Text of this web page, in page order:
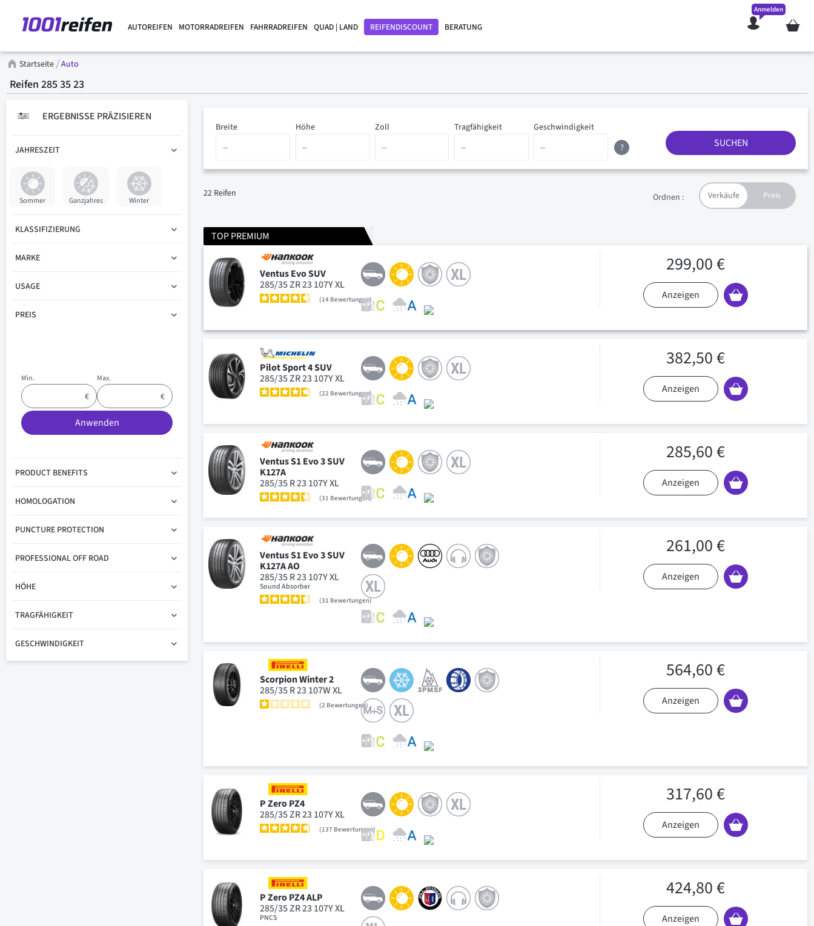
AUTOREIFEN MOTORRADREIFEN FAHRRADREIFEN QUAD | LAND REIFENDISCOUNT BERATUNG Mein
Anmelden
Startseite Auto
Reifen 285 35 23
Zoll
Höhe Tragfähigkeit Geschwindigkeit
Breite
?
SUCHEN
22 Reifen Ordnen :
TOP PREMIUM
Ventus Evo SUV
285/35 ZR 23 107Y XL
14 Bewertungen
299,00 €
Anzeigen
Pilot Sport 4 SUV
285/35 ZR 23 107Y XL
22 Bewertungen
382,50 €
Anzeigen
Ventus S1 Evo 3 SUV
K127A
285/35 R 23 107Y XL
31 Bewertungen
285,60 €
Anzeigen
Ventus S1 Evo 3 SUV
K127A AO
285/35 R 23 107Y XL
Sound Absorber
31 Bewertungen
261,00 €
Anzeigen
Scorpion Winter 2
285/35 R 23 107W XL
2 Bewertungen
564,60 €
Anzeigen
P Zero PZ4
285/35 ZR 23 107Y XL
137 Bewertungen
317,60 €
Anzeigen
P Zero PZ4 ALP
285/35 ZR 23 107Y XL
PNCS
424,80 €
Anzeigen
ERGEBNISSE PRÄZISIEREN
JAHRESZEIT
Sommer Ganzjahres Winter
KLASSIFIZIERUNG
MARKE
USAGE
PREIS
Min. Max.
Anwenden
PRODUCT BENEFITS
HOMOLOGATION
PUNCTURE PROTECTION
PROFESSIONAL OFF ROAD
HÖHE
TRAGFÄHIGKEIT
GESCHWINDIGKEIT